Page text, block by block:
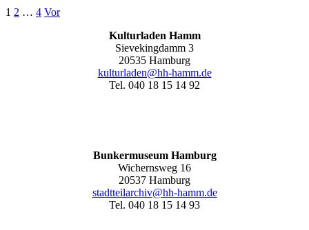
1 2 … 4 Vor
Kulturladen Hamm
Sievekingdamm 3
20535 Hamburg
kulturladen@hh-hamm.de
Tel. 040 18 15 14 92
Bunkermuseum Hamburg
Wichernsweg 16
20537 Hamburg
stadtteilarchiv@hh-hamm.de
Tel. 040 18 15 14 93